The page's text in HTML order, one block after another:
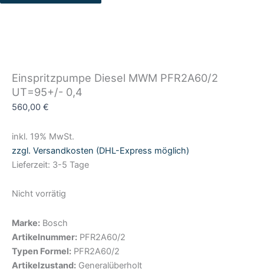
Einspritzpumpe Diesel MWM PFR2A60/2
UT=95+/- 0,4
560,00 €
inkl. 19% MwSt.
zzgl. Versandkosten (DHL-Express möglich)
Lieferzeit: 3-5 Tage
Nicht vorrätig
Marke: Bosch
Artikelnummer: PFR2A60/2
Typen Formel: PFR2A60/2
Artikelzustand: Generalüberholt